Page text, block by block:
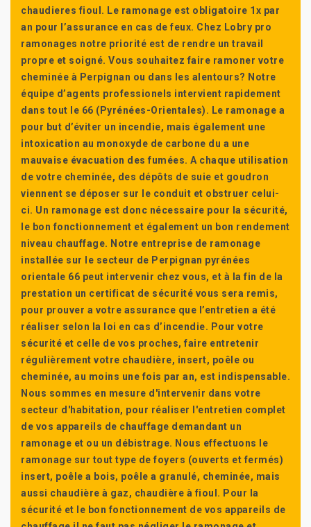
chaudieres fioul. Le ramonage est obligatoire 1x par
an pour l’assurance en cas de feux. Chez Lobry pro
ramonages notre priorité est de rendre un travail
propre et soigné. Vous souhaitez faire ramoner votre
cheminée à Perpignan ou dans les alentours? Notre
équipe d’agents professionels intervient rapidement
dans tout le 66 (Pyrénées-Orientales). Le ramonage a
pour but d’éviter un incendie, mais également une
intoxication au monoxyde de carbone du a une
mauvaise évacuation des fumées. A chaque utilisation
de votre cheminée, des dépôts de suie et goudron
viennent se déposer sur le conduit et obstruer celui-
ci. Un ramonage est donc nécessaire pour la sécurité,
le bon fonctionnement et également un bon rendement
niveau chauffage. Notre entreprise de ramonage
installée sur le secteur de Perpignan pyrénées
orientale 66 peut intervenir chez vous, et à la fin de la
prestation un certificat de sécurité vous sera remis,
pour prouver a votre assurance que l’entretien a été
réaliser selon la loi en cas d’incendie. Pour votre
sécurité et celle de vos proches, faire entretenir
régulièrement votre chaudière, insert, poêle ou
cheminée, au moins une fois par an, est indispensable.
Nous sommes en mesure d'intervenir dans votre
secteur d'habitation, pour réaliser l'entretien complet
de vos appareils de chauffage demandant un
ramonage et ou un débistrage. Nous effectuons le
ramonage sur tout type de foyers (ouverts et fermés)
insert, poêle a bois, poêle a granulé, cheminée, mais
aussi chaudière à gaz, chaudière à fioul. Pour la
sécurité et le bon fonctionnement de vos appareils de